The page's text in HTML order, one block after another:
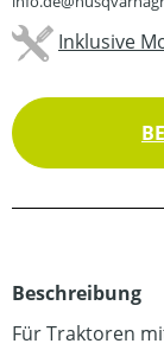
Inklusive
Beschreibung
Für Traktoren